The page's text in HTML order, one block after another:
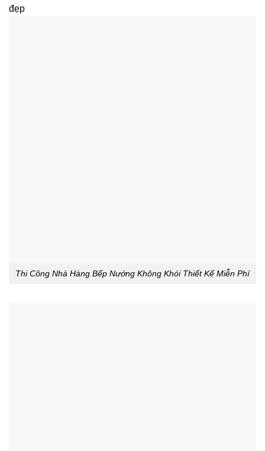
đẹp
Thi Công Nhà Hàng Bếp Nướng Không Khói Thiết Kế Miễn Phí